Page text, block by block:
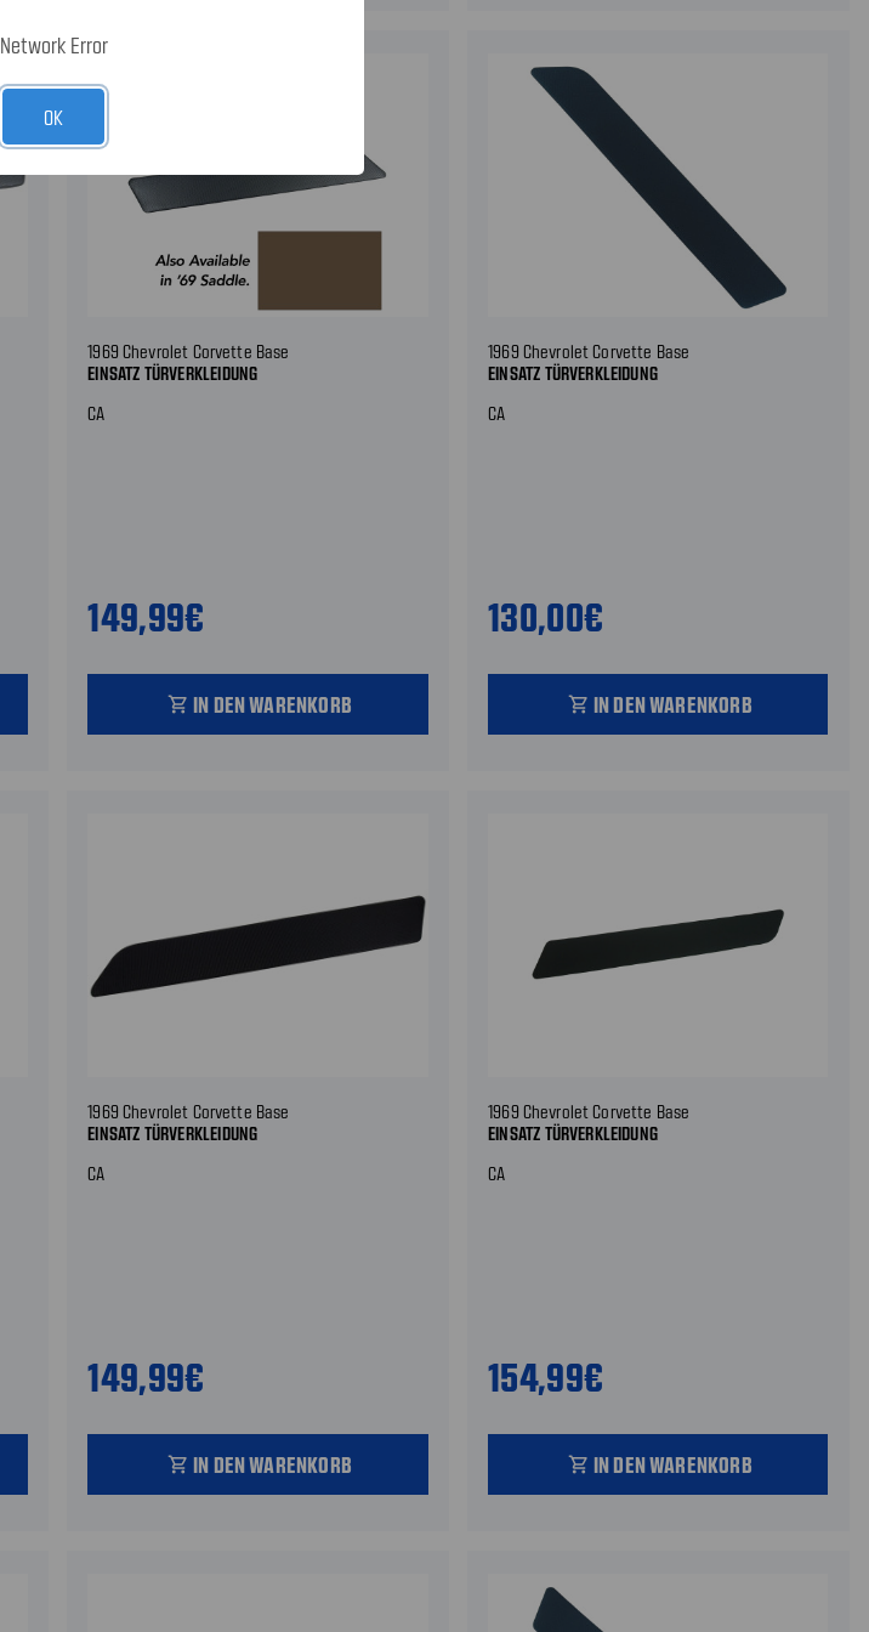
1969 Chevrolet Corvette Base
EINSATZ TÜRVERKLEIDUNG
CA
149,99€
shopping_cart IN DEN WARENKORB
1969 Chevrolet Corvette Base
EINSATZ TÜRVERKLEIDUNG
CA
130,00€
shopping_cart IN DEN WARENKORB
1969 Chevrolet Corvette Base
EINSATZ TÜRVERKLEIDUNG
CA
149,99€
shopping_cart IN DEN WARENKORB
1969 Chevrolet Corvette Base
EINSATZ TÜRVERKLEIDUNG
CA
154,99€
shopping_cart IN DEN WARENKORB
Network Error
OK